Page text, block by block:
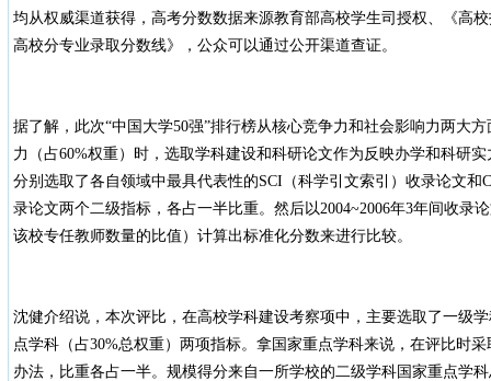
均从权威渠道获得，高考分数数据来源教育部高校学生司授权、《高
高校分专业录取分数线》，公众可以通过公开渠道查证。
据了解，此次“中国大学50强”排行榜从核心竞争力和社会影响力两大
力（占60%权重）时，选取学科建设和科研论文作为反映办学和科研
分别选取了各自领域中最具代表性的SCI（科学引文索引）收录论文和
录论文两个二级指标，各占一半比重。然后以2004~2006年3年间收录
该校专任教师数量的比值）计算出标准化分数来进行比较。
沈健介绍说，本次评比，在高校学科建设考察项中，主要选取了一级
点学科（占30%总权重）两项指标。拿国家重点学科来说，在评比时
办法，比重各占一半。规模得分来自一所学校的二级学科国家重点学